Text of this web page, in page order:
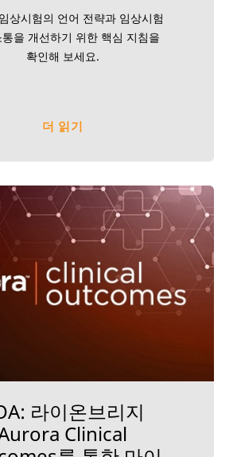
상시험의 언어 전략과 임상시험
을 개선하기 위한 핵심 지침을
확인해 보세요.
더 읽기
라이온브리지
Clinical